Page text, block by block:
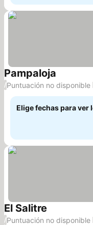
Pampaloja
/Puntuación no disponible
Elige fechas para ver
El Salitre
/Puntuación no disponible